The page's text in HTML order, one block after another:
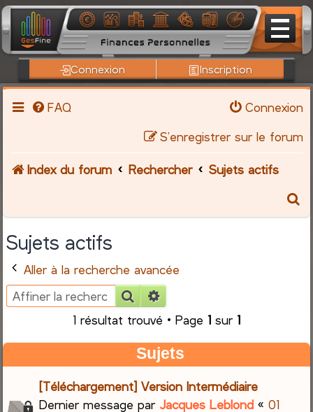
Connexion Inscription
FAQ
Connexion
S’enregistrer sur le forum
Index du forum Rechercher
Sujets actifs
r
c
Sujets actifs
Aller à la recherche avancée
Rechercher
1 résultat trouvé • Page 1 sur 1
Sujets
[Téléchargement] Version Intermédiaire
Dernier message parJacques Leblond «01